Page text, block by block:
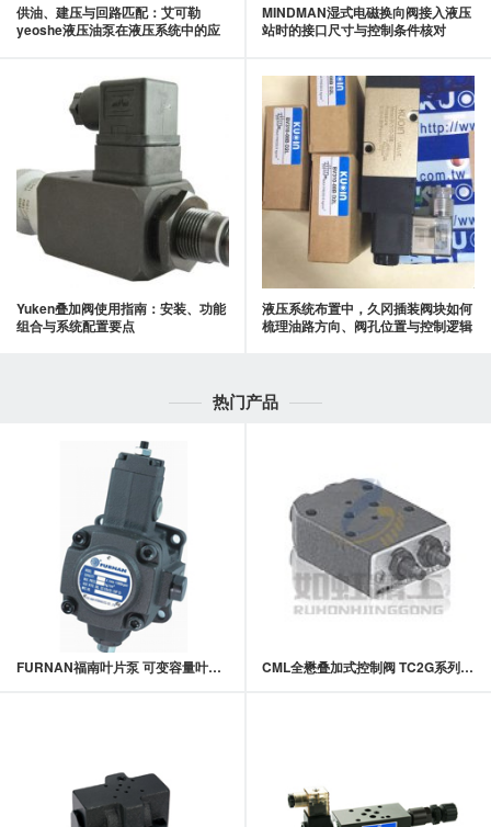
供油、建压与回路匹配：艾可勒
yeoshe液压油泵在液压系统中的应
MINDMAN湿式电磁换向阀接入液压
站时的接口尺寸与控制条件核对
Yuken叠加阀使用指南：安装、功能
组合与系统配置要点
液压系统布置中，久冈插装阀块如何
梳理油路方向、阀孔位置与控制逻辑
热门产品
FURNAN福南叶片泵 可变容量叶片泵 VHI系列变量叶片泵 CML全懋叠加式控制阀 TC2G系列积层式附止回流控制阀